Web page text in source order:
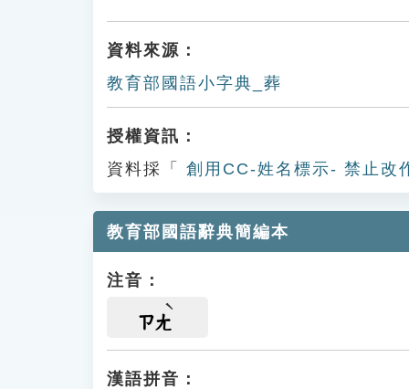
資料來源：
教育部國語小字典_葬
授權資訊：
資料採「
創用CC-姓名標示- 禁止改
教育部國語辭典簡編本
注音：
ㄗㄤ
漢語拼音：